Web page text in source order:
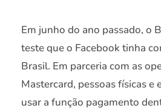
Em junho do ano passado, o
teste que o Facebook tinha
Brasil. Em parceria com as
Mastercard, pessoas físicas e
usar a função pagamento